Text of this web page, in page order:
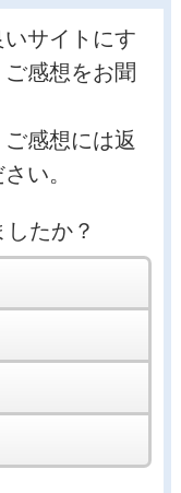
サイトにす
感想をお聞
感想には返
い。
たか？